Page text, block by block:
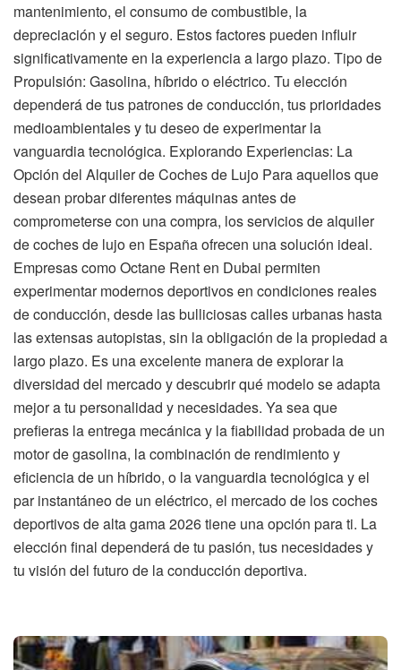
mantenimiento, el consumo de combustible, la
depreciación y el seguro. Estos factores pueden influir
significativamente en la experiencia a largo plazo. Tipo de
Propulsión: Gasolina, híbrido o eléctrico. Tu elección
dependerá de tus patrones de conducción, tus prioridades
medioambientales y tu deseo de experimentar la
vanguardia tecnológica. Explorando Experiencias: La
Opción del Alquiler de Coches de Lujo Para aquellos que
desean probar diferentes máquinas antes de
comprometerse con una compra, los servicios de alquiler
de coches de lujo en España ofrecen una solución ideal.
Empresas como Octane Rent en Dubai permiten
experimentar modernos deportivos en condiciones reales
de conducción, desde las bulliciosas calles urbanas hasta
las extensas autopistas, sin la obligación de la propiedad a
largo plazo. Es una excelente manera de explorar la
diversidad del mercado y descubrir qué modelo se adapta
mejor a tu personalidad y necesidades. Ya sea que
prefieras la entrega mecánica y la fiabilidad probada de un
motor de gasolina, la combinación de rendimiento y
eficiencia de un híbrido, o la vanguardia tecnológica y el
par instantáneo de un eléctrico, el mercado de los coches
deportivos de alta gama 2026 tiene una opción para ti. La
elección final dependerá de tu pasión, tus necesidades y
tu visión del futuro de la conducción deportiva.